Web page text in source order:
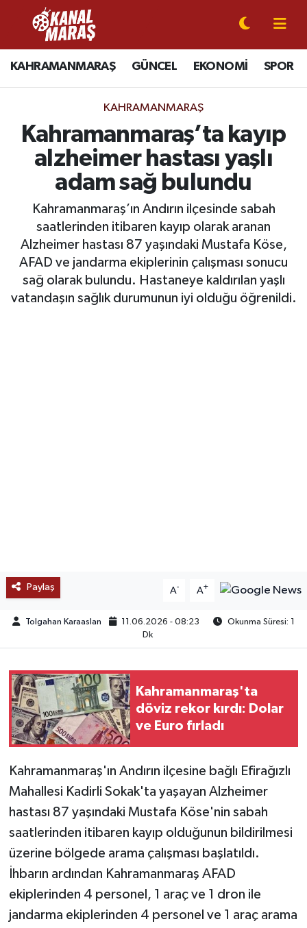
KAHRAMANMARAŞ GÜNCEL EKONOMİ SPOR
KAHRAMANMARAŞ
Kahramanmaraş’ta kayıp
alzheimer hastası yaşlı
adam sağ bulundu
Kahramanmaraş’ın Andırın ilçesinde sabah
saatlerinden itibaren kayıp olarak aranan
Alzheimer hastası 87 yaşındaki Mustafa Köse,
AFAD ve jandarma ekiplerinin çalışması sonucu
sağ olarak bulundu. Hastaneye kaldırılan yaşlı
vatandaşın sağlık durumunun iyi olduğu öğrenildi.
Paylaş A- A+
Tolgahan Karaaslan 11.06.2026 - 08:23
Okunma Süresi: 1
Dk
Kahramanmaraş'ta
döviz rekor kırdı: Dolar
ve Euro fırladı
Kahramanmaraş'ın Andırın ilçesine bağlı Efirağızlı
Mahallesi Kadirli Sokak'ta yaşayan Alzheimer
hastası 87 yaşındaki Mustafa Köse'nin sabah
saatlerinden itibaren kayıp olduğunun bildirilmesi
üzerine bölgede arama çalışması başlatıldı.
İhbarın ardından Kahramanmaraş AFAD
ekiplerinden 4 personel, 1 araç ve 1 dron ile
jandarma ekiplerinden 4 personel ve 1 araç arama
CANLI YAYIN
KAHRAMANMARAŞ
SPOR
SİYASET
EKONOMİ
GÜNDEM
MAGAZİN
MEDYA
TEKNOLOJİ
YAŞAM
KÜLTÜR SANAT
Kahramanmaraş Nöbetçi Eczaneler
Kahramanmaraş Hava Durumu
Kahramanmaraş Trafik Yoğunluk Haritası
Süper Lig Puan Durumu ve Fikstür
Tüm Manşetler
Son Dakika Haberleri
Haber Arşivi